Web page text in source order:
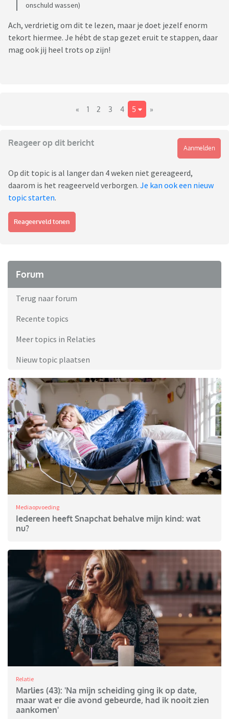
onschuld wassen)
Ach, verdrietig om dit te lezen, maar je doet jezelf enorm
tekort hiermee. Je hébt de stap gezet eruit te stappen, daar
mag ook jij heel trots op zijn!
« 1 2 3 4 5 »
Reageer op dit bericht
Aanmelden
Op dit topic is al langer dan 4 weken niet gereageerd,
daarom is het reageerveld verborgen. Je kan ook een nieuw
topic starten.
Reageerveld tonen
Forum
Terug naar forum
Recente topics
Meer topics in Relaties
Nieuw topic plaatsen
Mediaopvoeding
Iedereen heeft Snapchat behalve mijn kind: wat
nu?
Relatie
Marlies (43): 'Na mijn scheiding ging ik op date,
maar wat er die avond gebeurde, had ik nooit zien
aankomen'